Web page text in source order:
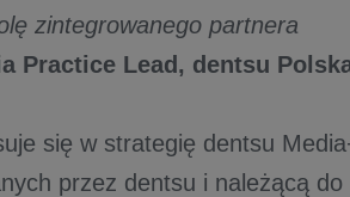
zintegrowanego partnera
Practice Lead, dentsu
się w strategię dentsu
przez dentsu i należącą do